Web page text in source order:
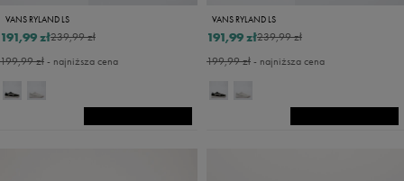
VANS RYLAND LS
239,99 zł
191,99 zł
199,99 zł- najniższa cena
VANS RYLAND LS
239,99 zł
191,99 zł
199,99 zł- najniższa cena